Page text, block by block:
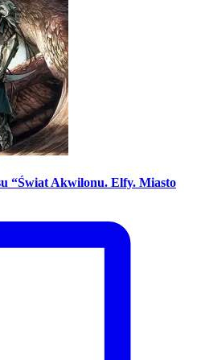
“Świat Akwilonu. Elfy. Miasto